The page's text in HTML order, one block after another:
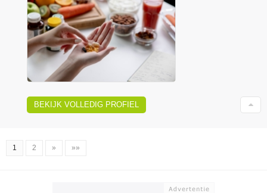
BEKIJK VOLLEDIG PROFIEL
1 2 » »»